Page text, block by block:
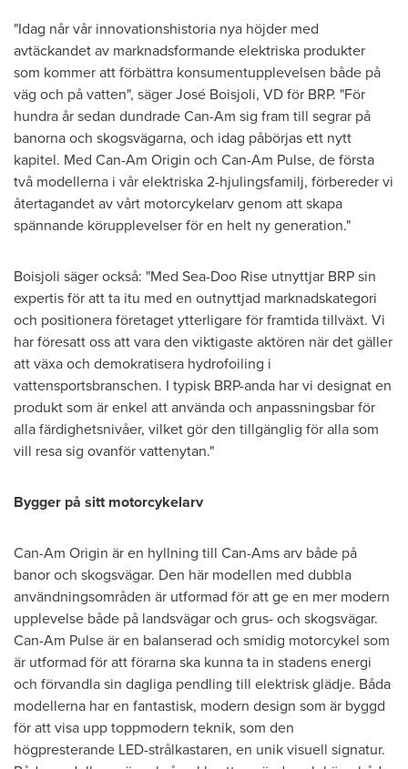
"Idag når vår innovationshistoria nya höjder med
avtäckandet av marknadsformande elektriska produkter
som kommer att förbättra konsumentupplevelsen både på
väg och på vatten", säger José Boisjoli, VD för BRP. "För
hundra år sedan dundrade Can-Am sig fram till segrar på
banorna och skogsvägarna, och idag påbörjas ett nytt
kapitel. Med Can-Am Origin och Can-Am Pulse, de första
två modellerna i vår elektriska 2-hjulingsfamilj, förbereder vi
återtagandet av vårt motorcykelarv genom att skapa
spännande körupplevelser för en helt ny generation."
Boisjoli säger också: "Med Sea-Doo Rise utnyttjar BRP sin
expertis för att ta itu med en outnyttjad marknadskategori
och positionera företaget ytterligare för framtida tillväxt. Vi
har föresatt oss att vara den viktigaste aktören när det gäller
att växa och demokratisera hydrofoiling i
vattensportsbranschen. I typisk BRP-anda har vi designat en
produkt som är enkel att använda och anpassningsbar för
alla färdighetsnivåer, vilket gör den tillgänglig för alla som
vill resa sig ovanför vattenytan."
Bygger på sittmotorcykelarv
Can-Am Origin är en hyllning till Can-Ams arv både på
banor och skogsvägar. Den här modellen med dubbla
användningsområden är utformad för att ge en mer modern
upplevelse både på landsvägar och grus- och skogsvägar.
Can-Am Pulse är en balanserad och smidig motorcykel som
är utformad för att förarna ska kunna ta in stadens energi
och förvandla sin dagliga pendling till elektrisk glädje. Båda
modellerna har en fantastisk, modern design som är byggd
för att visa upp toppmodern teknik, som den
högpresterande LED-strålkastaren, en unik visuell signatur.